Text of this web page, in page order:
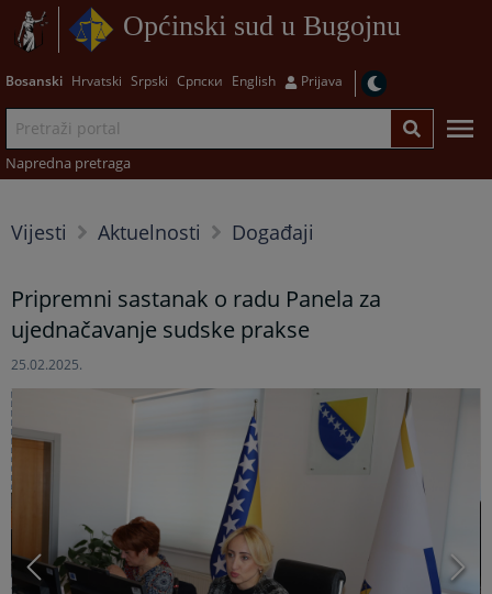
Općinski sud u Bugojnu
Bosanski Hrvatski Srpski Српски English Prijava
Napredna pretraga
Vijesti Aktuelnosti Događaji
Pripremni sastanak o radu Panela za
ujednačavanje sudske prakse
25.02.2025.